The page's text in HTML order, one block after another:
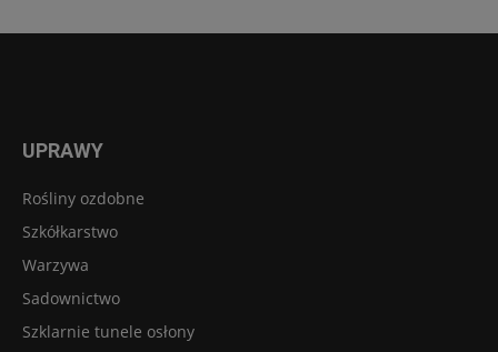
UPRAWY
Rośliny ozdobne
Szkółkarstwo
Warzywa
Sadownictwo
Szklarnie tunele osłony